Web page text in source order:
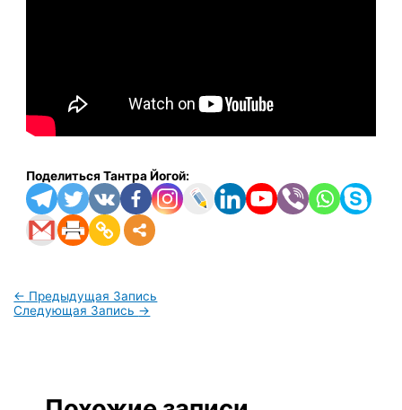
Поделиться Тантра Йогой:
← Предыдущая Запись
Следующая Запись →